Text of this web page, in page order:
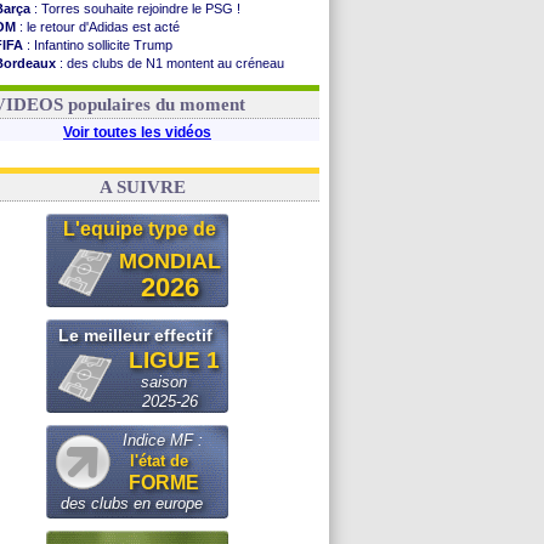
: Torres souhaite rejoindre le PSG !
: le retour d'Adidas est acté
: Infantino sollicite Trump
: des clubs de N1 montent au créneau
: le démenti de Leipzig pour Diomandé
populaires du moment
Voir toutes les vidéos
A SUIVRE
L'equipe type de
MONDIAL
2026
Le meilleur effectif
LIGUE 1
saison
2025-26
Indice MF :
l'état de
FORME
des clubs en europe